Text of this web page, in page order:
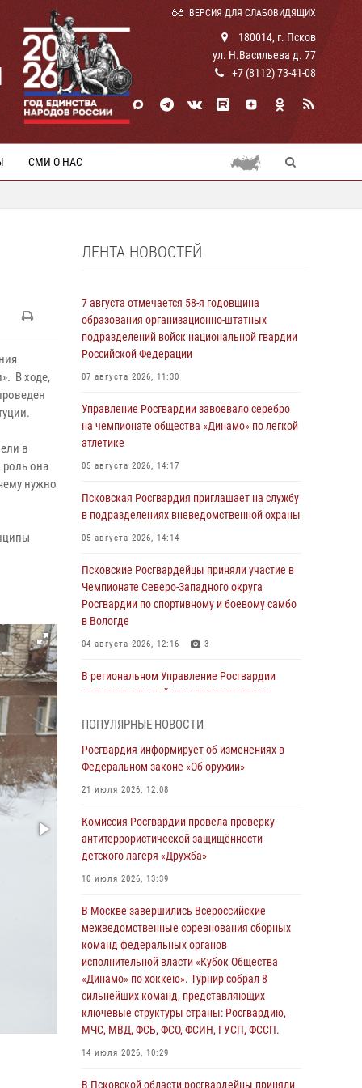
ВЕРСИЯ ДЛЯ СЛАБОВИДЯЩИХ
180014, г. Псков
ул. Н.Васильева д. 77
+7 (8112) 73-41-08
СМИ О НАС
В ходе,
в
роль она
нужно
ЛЕНТА НОВОСТЕЙ
7 августа отмечается 58-я годовщина
образования организационно-штатных
подразделений войск национальной гвардии
Российской Федерации
07 августа 2026, 11:30
Управление Росгвардии завоевало серебро
на чемпионате общества «Динамо» по легкой
атлетике
05 августа 2026, 14:17
Псковская Росгвардия приглашает на службу
в подразделениях вневедомственной охраны
05 августа 2026, 14:14
Псковские Росгвардейцы приняли участие в
Чемпионате Северо-Западного округа
Росгвардии по спортивному и боевому самбо
в Вологде
04 августа 2026, 12:16 3
В региональном Управление Росгвардии
состоялся единый день государственно-
Генерал-полковник Юрий Аверин выступил на
смыслов»
03 августа 2026, 17:21
03 августа 2026, 14:10
Росгвардейцы принимают участие в
обеспечении общественной безопасности во
время празднования Дня ВДВ
02 августа 2026, 13:28
За минувшие сутки Псковские росгвардейцы
выезжали два раза на улицу Труда
ПОПУЛЯРНЫЕ НОВОСТИ
Росгвардия информирует об изменениях в
Федеральном законе «Об оружии»
21 июля 2026, 12:08
Комиссия Росгвардии провела проверку
антитеррористической защищённости
детского лагеря «Дружба»
10 июля 2026, 13:39
В Москве завершились Всероссийские
межведомственные соревнования сборных
команд федеральных органов
исполнительной власти «Кубок Общества
«Динамо» по хоккею». Турнир собрал 8
сильнейших команд, представляющих
ключевые структуры страны: Росгвардию,
МЧС, МВД, ФСБ, ФСО, ФСИН, ГУСП, ФССП.
14 июля 2026, 10:29
В Псковской области росгвардейцы приняли